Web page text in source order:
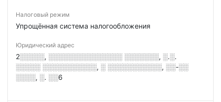
Налоговый режим
Упрощённая система налогообложения
Юридический адрес
2░░░░░, ░░░░░░░░░░░░░░░ ░░░░░░░, ░.░.
░░░░░ ░░░░░░░░░░░, ░ ░░░░░░░░░░░, ░░-░░
░░░░, ░. ░░6